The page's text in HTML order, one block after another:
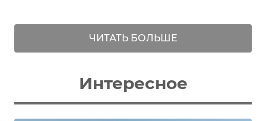
ЧИТАТЬ БОЛЬШЕ
Интересное